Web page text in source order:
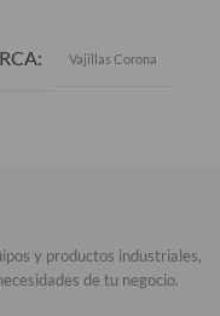
Vajillas Corona
y productos industriales,
de tu negocio.